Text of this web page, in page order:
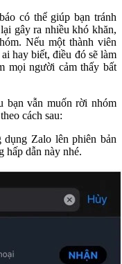
có thể giúp bạn tránh
gây ra nhiều khó khăn,
Nếu một thành viên
hay biết, điều đó sẽ làm
mọi người cảm thấy bất
bạn vẫn muốn rời nhóm
cách sau:
Zalo lên phiên bản
hấp dẫn này nhé.